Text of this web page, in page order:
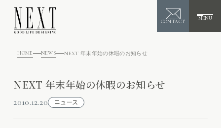
CONTACT
MENU
HOME NEWS NEXT 年末年始の休暇のお知らせ
NEXT 年末年始の休暇のお知らせ
2010.12.20 ニュース